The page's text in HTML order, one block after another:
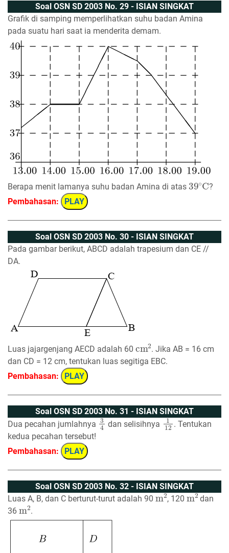
Soal OSN SD 2003 No. 29 - ISIAN SINGKAT
Grafik di samping memperlihatkan suhu badan Amina
pada suatu hari saat ia menderita demam.
Berapa menit lamanya suhu badan Amina di atas
39∘C
?
Pembahasan:
PLAY
Soal OSN SD 2003 No. 30 - ISIAN SINGKAT
Pada gambar berikut, ABCD adalah trapesium dan CE //
DA.
Luas jajargenjang AECD adalah 60
cm2
. Jika AB = 16 cm
dan CD = 12 cm, tentukan luas segitiga EBC.
Pembahasan:
PLAY
Soal OSN SD 2003 No. 31 - ISIAN SINGKAT
Dua pecahan jumlahnya
34
dan selisihnya
112
. Tentukan
kedua pecahan tersebut!
Pembahasan:
PLAY
Soal OSN SD 2003 No. 32 - ISIAN SINGKAT
Luas A, B, dan C berturut-turut adalah 90
m2
, 120
m2
dan
36
m2
.